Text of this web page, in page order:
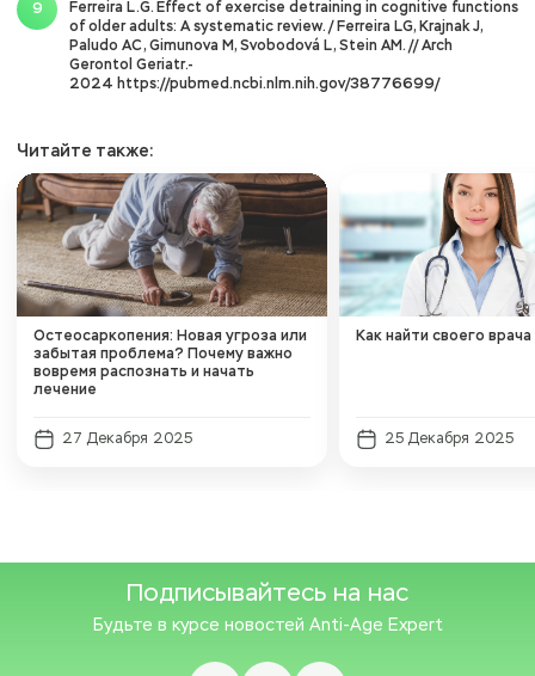
Ferreira L.G. Effect of exercise detraining in cognitive functions
of older adults: A systematic review. / Ferreira LG, Krajnak J,
Paludo AC, Gimunova M, Svobodová L, Stein AM. // Arch
Gerontol Geriatr.-
2024 https://pubmed.ncbi.nlm.nih.gov/38776699/
Читайте также:
Остеосаркопения: Новая угроза или
забытая проблема? Почему важно
вовремя распознать и начать
лечение
27 Декабря 2025
Как найти своего
25 Декабря 2025
Подписывайтесь на нас
Будьте в курсе новостей Anti-Age Expert